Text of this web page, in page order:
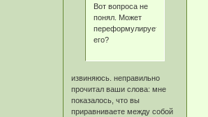
Вот вопроса не
понял. Может
переформулируете
его?
извиняюсь. неправильно
прочитал ваши слова: мне
показалось, что вы
приравниваете между собой